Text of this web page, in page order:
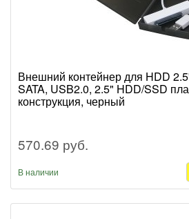
Внешний контейнер для HDD
SATA, USB2.0, 2.5" HDD/SSD
конструкция, черный
570.69 руб.
В наличии